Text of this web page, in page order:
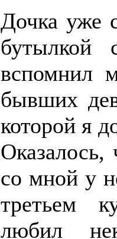
Дочка уже
бутылкой
вспомнил
бывших
которой я
Оказалось,
со мной у
третьем
любил